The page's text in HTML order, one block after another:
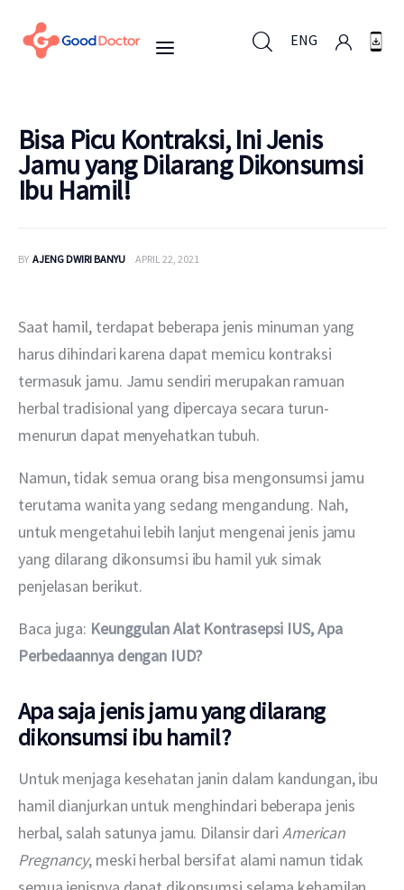
ENG
ENG
Untuk Bisnis
Berita
Layanan
Bisa Picu Kontraksi, Ini Jenis
Jamu yang Dilarang Dikonsumsi
Ibu Hamil!
BY AJENG DWIRI BANYU APRIL 22, 2021
Saat hamil, terdapat beberapa jenis minuman yang
harus dihindari karena dapat memicu kontraksi
termasuk jamu. Jamu sendiri merupakan ramuan
herbal tradisional yang dipercaya secara turun-
menurun dapat menyehatkan tubuh.
Namun, tidak semua orang bisa mengonsumsi jamu
terutama wanita yang sedang mengandung. Nah,
untuk mengetahui lebih lanjut mengenai jenis jamu
yang dilarang dikonsumsi ibu hamil yuk simak
penjelasan berikut.
Baca juga: Keunggulan Alat Kontrasepsi IUS, Apa
Perbedaannya dengan IUD?
Apa saja jenis jamu yang dilarang
dikonsumsi ibu hamil?
Untuk menjaga kesehatan janin dalam kandungan, ibu
hamil dianjurkan untuk menghindari beberapa jenis
herbal, salah satunya jamu. Dilansir dari American
Pregnancy, meski herbal bersifat alami namun tidak